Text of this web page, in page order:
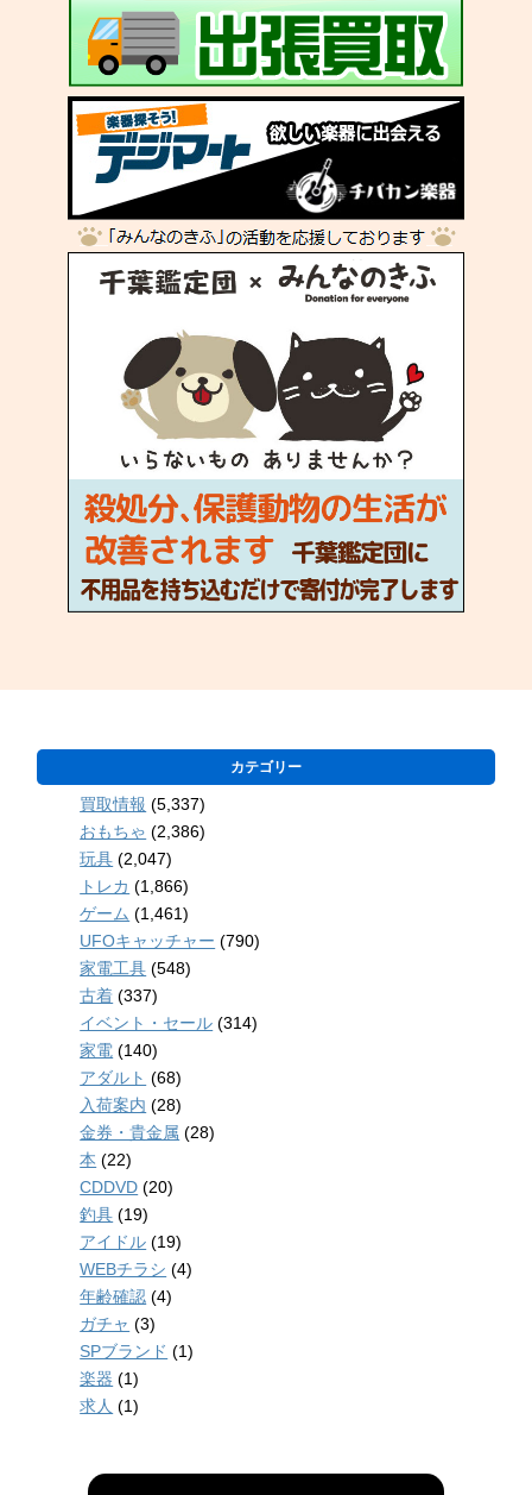
カテゴリー
買取情報 (5,337)
おもちゃ (2,386)
玩具 (2,047)
トレカ (1,866)
ゲーム (1,461)
UFOキャッチャー (790)
家電工具 (548)
古着 (337)
イベント・セール (314)
家電 (140)
アダルト (68)
入荷案内 (28)
金券・貴金属 (28)
本 (22)
CDDVD (20)
釣具 (19)
アイドル (19)
WEBチラシ (4)
年齢確認 (4)
ガチャ (3)
SPブランド (1)
楽器 (1)
求人 (1)